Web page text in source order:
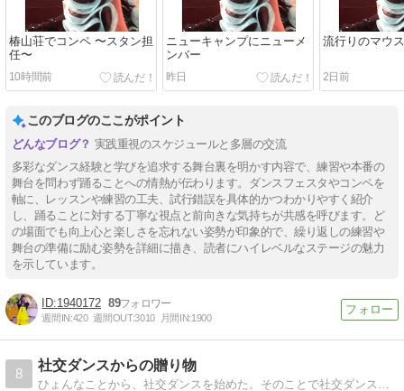
椿山荘でコンペ 〜スタン担
任〜
10時間前
ニューキャンプにニューメ
ンバー
昨日
流行りのマウ
2日前
このブログのここがポイント
実践重視のスケジュールと多層の交流
多彩なダンス経験と学びを追求する舞台裏を明かす内容で、練習や本番の
舞台を問わず踊ることへの情熱が伝わります。ダンスフェスタやコンペを
軸に、レッスンや練習の工夫、試行錯誤を具体的かつわかりやすく紹介
し、踊ることに対する丁寧な視点と前向きな気持ちが共感を呼びます。ど
の場面でも向上心と楽しさを忘れない姿勢が印象的で、繰り返しの練習や
舞台の準備に励む姿勢を詳細に描き、読者にハイレベルなステージの魅力
を示しています。
1940172 89
週間IN:420 週間OUT:3010 月間IN:1900
8
社交ダンスからの贈り物
ひょんなことから、社交ダンスを始めた。そのことで社交ダンスに惹かれ、魅入られ、人生が変わった。プロの教師資格も取得した。私が惹かれ、魅入られている社交ダンスは、たぶん一般的な社交ダンスではない。それをつらつら記していこうか。